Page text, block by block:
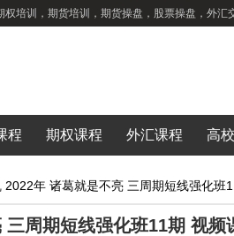
培训，期货培训，期货操盘，股票操盘，外汇
程 期权课程 外汇课程 高
2022年 诸葛就是不亮 三周期短线强化班
周期短线强化班11期 视频